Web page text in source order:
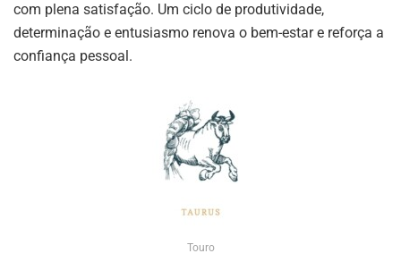
com plena satisfação. Um ciclo de produtividade,
determinação e entusiasmo renova o bem-estar e reforça a
confiança pessoal.
Touro